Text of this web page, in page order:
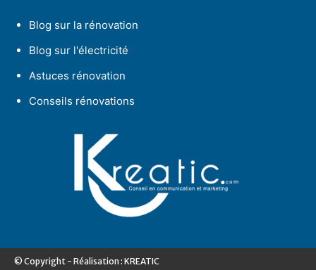
Blog sur la rénovation
Blog sur l'électricité
Astuces rénovation
Conseils rénovations
© Copyright - Réalisation : KREATIC